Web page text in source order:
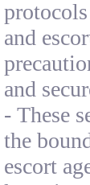
and
and
- These
the
escort